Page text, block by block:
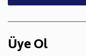
Üye Ol